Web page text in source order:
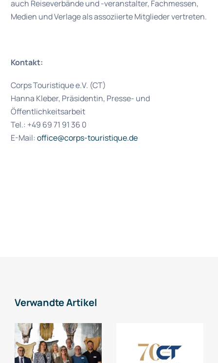
auch Reiseverbände und -veranstalter, Fachmessen,
Medien und Verlage als assoziierte Mitglieder vertreten.
Kontakt:
Corps Touristique e.V. (CT)
Hanna Kleber, Präsidentin, Presse- und
Öffentlichkeitsarbeit
Tel.: +49 69 71 91 36 0
E-Mail:office@corps-touristique.de
Verwandte Artikel